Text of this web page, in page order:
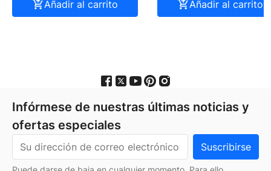
Añadir al carrito
Añadir al carrito
Infórmese de nuestras últimas noticias y
ofertas especiales